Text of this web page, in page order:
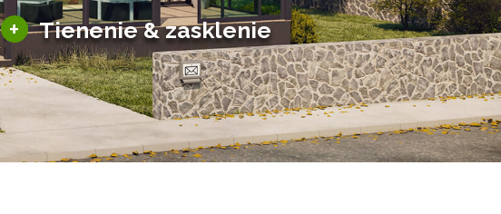
Solárne zimné záhrady
+ Tienenie & zasklenie
Tienenie
Zasklenie